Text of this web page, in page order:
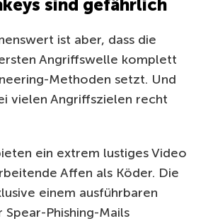
sind gefährlich
ist aber, dass die
Angriffswelle komplett
Methoden setzt. Und
vielen Angriffszielen recht
ein extrem lustiges Video
Affen als Köder. Die
einem ausführbaren
Phishing-Mails